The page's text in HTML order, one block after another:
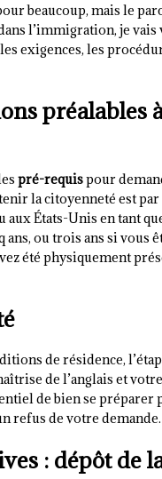
beaucoup, mais le
l’immigration, je
exigences, les
préalables
pré-requispour
la citoyenneté est
aux États-Unis en tant
ans, ou trois ans si vous
été physiquement
de résidence,
de l’anglais et
de bien se préparer
refus de votre demande.
: dépôt de